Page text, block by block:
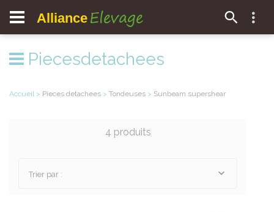
Alliance Elevage
Piecesdetachees
Accueil > Pieces detachees > Tondeuses > Sunbeam supershear
4 produits
Trier par :